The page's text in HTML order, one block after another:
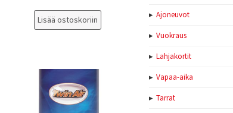
Lisää ostoskoriin Ajoneuvot
Vuokraus
Lahjakortit
Vapaa-aika
Tarrat